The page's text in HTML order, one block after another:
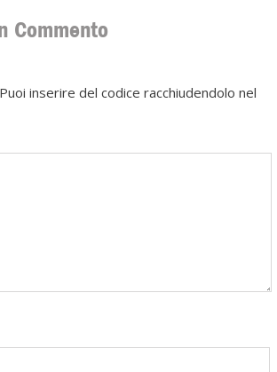
Commento
inserire del codice racchiudendolo nel